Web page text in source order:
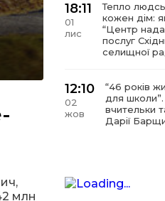
млн
18:11
01
лис
Тепло
кожен дім:
“Центр
послуг
селищної
12:10
02
жов
“46 років
для школи”.
вчительки
Дарії
11 вер
любові до
з